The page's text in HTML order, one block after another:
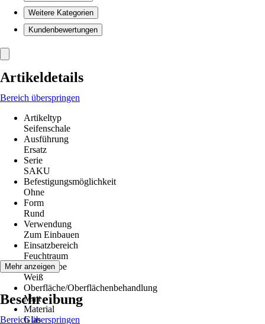
Weitere Kategorien
Kundenbewertungen
Artikeldetails
Bereich überspringen
Artikeltyp
Seifenschale
Ausführung
Ersatz
Serie
SAKU
Befestigungsmöglichkeit
Ohne
Form
Rund
Verwendung
Zum Einbauen
Einsatzbereich
Feuchtraum
Grundfarbe
Weiß
Oberfläche/Oberflächenbehandlung
Matt
Material
Glas
Mehr anzeigen
Beschreibung
Bereich überspringen